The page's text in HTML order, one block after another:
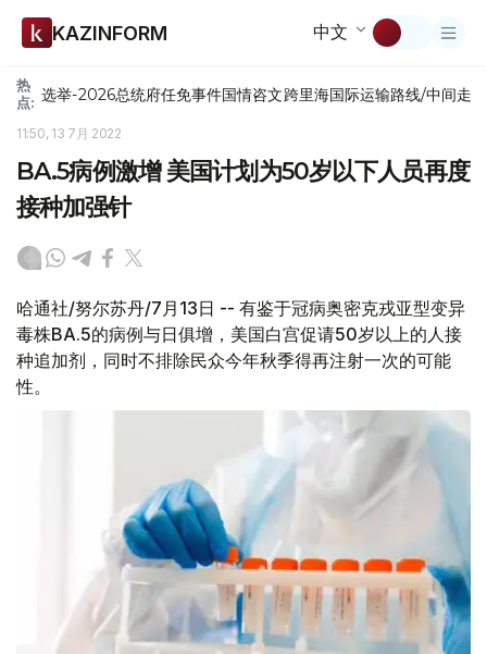
KAZINFORM 中文
热
点: 选举-2026总统府任免事件国情咨文跨里海国际运输路线/中间走廊
11:50, 13 7月 2022
BA.5病例激增 美国计划为50岁以下人员再度
接种加强针
哈通社/努尔苏丹/7月13日 -- 有鉴于冠病奥密克戎亚型变异
毒株BA.5的病例与日俱增，美国白宫促请50岁以上的人接
种追加剂，同时不排除民众今年秋季得再注射一次的可能
性。